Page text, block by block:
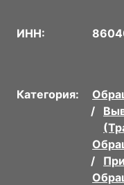
ИНН:
Категория: